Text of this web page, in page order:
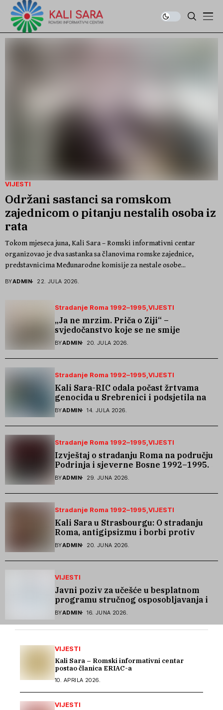
VIJESTI
Održani sastanci sa romskom
zajednicom o pitanju nestalih osoba iz
rata
Tokom mjeseca juna, Kali Sara – Romski informativni centar
organizovao je dva sastanka sa članovima romske zajednice,
predstavnicima Međunarodne komisije za nestale osobe...
BYADMIN 22. JULA 2026.
Stradanje Roma 1992–1995 VIJESTI
„Ja ne mrzim. Priča o Ziji“ –
svjedočanstvo koje se ne smije
zaboraviti
BYADMIN 20. JULA 2026.
Stradanje Roma 1992–1995 VIJESTI
Kali Sara-RIC odala počast žrtvama
genocida u Srebrenici i podsjetila na
stradanje Roma iz Skočića
BYADMIN 14. JULA 2026.
Stradanje Roma 1992–1995 VIJESTI
Izvještaj o stradanju Roma na području
Podrinja i sjeverne Bosne 1992–1995.
godine
BYADMIN 29. JUNA 2026.
Stradanje Roma 1992–1995 VIJESTI
Kali Sara u Strasbourgu: O stradanju
Roma, antigipsizmu i borbi protiv
govora mržnje
BYADMIN 20. JUNA 2026.
VIJESTI
Javni poziv za učešće u besplatnom
programu stručnog osposobljavanja i
podrške pri zapošljavanju
BYADMIN 16. JUNA 2026.
VIJESTI
Kali Sara – Romski informativni centar
postao članica ERIAC-a
10. APRILA 2026.
VIJESTI